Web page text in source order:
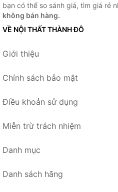
bạn có thể so sánh giá, tìm giá rẻ
không bán hàng.
VỀ NỘI THẤT THÀNH ĐÔ
Giới thiệu
Chính sách bảo mật
Điều khoản sử dụng
Miễn trừ trách nhiệm
Danh mục
Danh sách hãng